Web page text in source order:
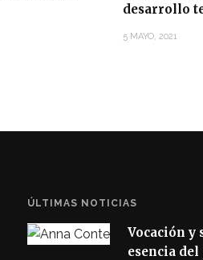
desarrollo
5 MAYO, 2021
ÚLTIMAS NOTICIAS
Vocación y
esencia